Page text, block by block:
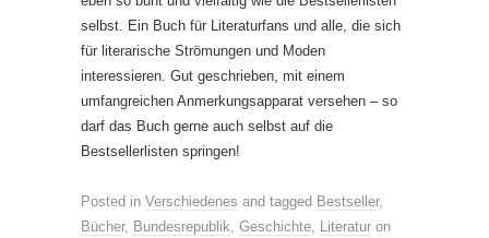
selbst. Ein Buch für Literaturfans und alle, die sich
für literarische Strömungen und Moden
interessieren. Gut geschrieben, mit einem
umfangreichen Anmerkungsapparat versehen – so
darf das Buch gerne auch selbst auf die
Bestsellerlisten springen!
Posted in Verschiedenes and tagged Bestseller,
Bücher, Bundesrepublik Geschichte Literatur on